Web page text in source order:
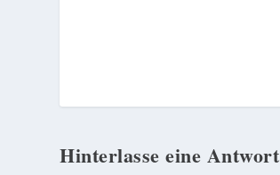
Hinterlasse eine Antwort